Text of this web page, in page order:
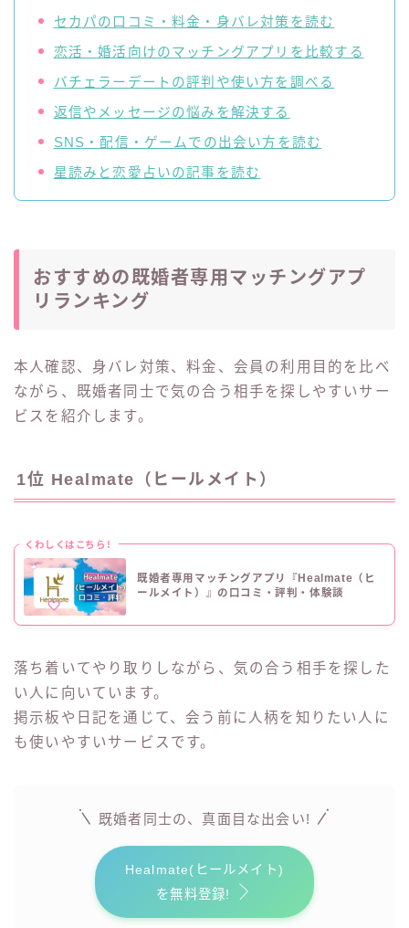
セカパの口コミ・料金・身バレ対策を読む
恋活・婚活向けのマッチングアプリを比較する
バチェラーデートの評判や使い方を調べる
返信やメッセージの悩みを解決する
SNS・配信・ゲームでの出会い方を読む
星読みと恋愛占いの記事を読む
おすすめの既婚者専用マッチングアプ
リランキング
本人確認、身バレ対策、料金、会員の利用目的を比べ
ながら、既婚者同士で気の合う相手を探しやすいサー
ビスを紹介します。
1位 Healmate（ヒールメイト）
くわしくはこちら!
既婚者専用マッチングアプリ『Healmate（ヒ
ールメイト）』の口コミ・評判・体験談
落ち着いてやり取りしながら、気の合う相手を探した
い人に向いています。
掲示板や日記を通じて、会う前に人柄を知りたい人に
も使いやすいサービスです。
既婚者同士の、真面目な出会い!
Healmate(ヒールメイト)
を無料登録!